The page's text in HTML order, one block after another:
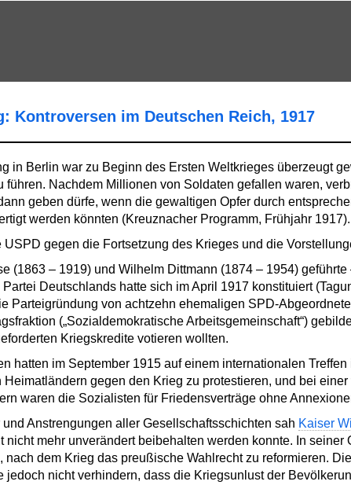
Kontroversen im Deutschen Reich, 1917
in Berlin war zu Beginn des Ersten Weltkrieges überzeugt
führen. Nachdem Millionen von Soldaten gefallen waren,
geben dürfe, wenn die gewaltigen Opfer durch
werden könnten (Kreuznacher Programm, Frühjahr 1917).
USPD gegen die Fortsetzung des Krieges und die
(1863 – 1919) und Wilhelm Dittmann (1874 – 1954)
Deutschlands hatte sich im April 1917 konstituiert
Parteigründung von achtzehn ehemaligen SPD-
(„Sozialdemokratische Arbeitsgemeinschaft“)
Kriegskredite votieren wollten.
hatten im September 1915 auf einem internationalen
gegen den Krieg zu protestieren, und bei
waren die Sozialisten für Friedensverträge ohne
Anstrengungen aller Gesellschaftsschichten sah Kaiser
nicht mehr unverändert beibehalten werden konnte. In seiner
nach dem Krieg das preußische Wahlrecht zu reformieren.
jedoch nicht verhindern, dass die Kriegsunlust der